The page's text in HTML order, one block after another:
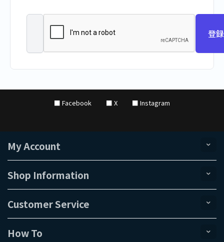
登
■ Facebook ■ X ■ Instagram
My Account
Shop Information
Customer Service
How To